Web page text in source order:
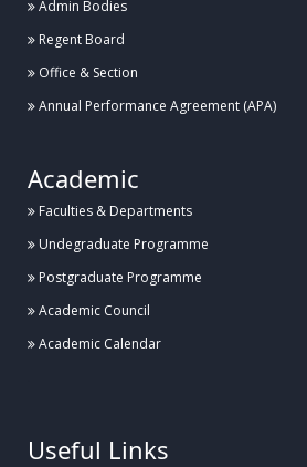
Admin Bodies
Regent Board
Office & Section
Annual Performance Agreement (APA)
Academic
Faculties & Departments
Undegraduate Programme
Postgraduate Programme
Academic Council
Academic Calendar
Useful Links